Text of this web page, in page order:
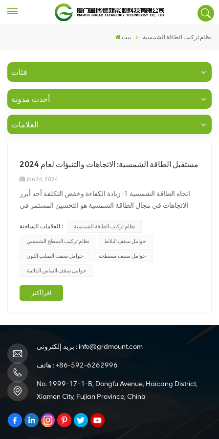
بيت نظام تركيب الطاقة الشمسية
فئات
أحدث مدونة
العلامات
مستقبل الطاقة الشمسية: الاتجاهات والتنبؤات لعام 2024
Jan 26, 2024
اتجاه الطاقة الشمسية 1: زيادة الكفاءة وخفض التكلفة أحد أبرز
الاتجاهات في مجال الطاقة الشمسية هو التحسين المستمر في
جهود البحث والتطوير على تعزيز أداء الخلايا الشمسية، وزيادة
قدرتها على تحويل ضوء الشمس إلى كهرباء. ونتيجة لذلك، أصبحت
الألوا...
العلامات الساخنة : نظام تركيب الطاقة الشمسية
نظام تركيب السطح الشمسي حوامل سقف البلاط
حوامل سقف الصلب اللون حوامل سقف مسطحة
حوامل سقف التماس الدائمة
اقرأ أكثر
بريد إلكتروني : info@grdmount.com
هاتف :+86-592-6262996
No. 1999-17-1-B, Dongfu Avenue, Haicang District,
Xiamen City, Fujian Province, China